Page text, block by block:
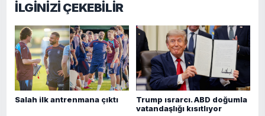
İLGİNİZİ ÇEKEBİLİR
Salah ilk antrenmana çıktı
Trump ısrarcı. ABD doğumla
vatandaşlığı kısıtlıyor